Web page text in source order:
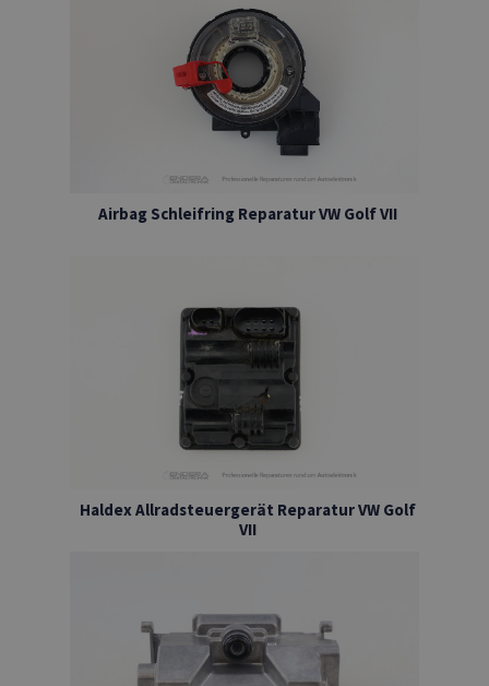
Airbag Schleifring Reparatur VW Golf VII
Haldex Allradsteuergerät Reparatur VW Golf
VII